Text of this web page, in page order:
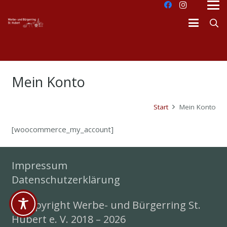
Mein Konto
Start Mein Konto
[woocommerce_my_account]
Impressum
Datenschutzerklärung
© Copyright Werbe- und Bürgerring St.
Hubert e. V. 2018 – 2026